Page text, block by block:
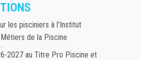
les pisciniers à l'Institut
de la Piscine
2027 au Titre Pro Piscine et